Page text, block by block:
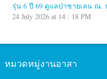
รุ่น 6 ปี 69 ดูแลป่าชายเลน ณ.
24 July 2026 at 14 : 18 PM
หมวดหมู่งานอาสา